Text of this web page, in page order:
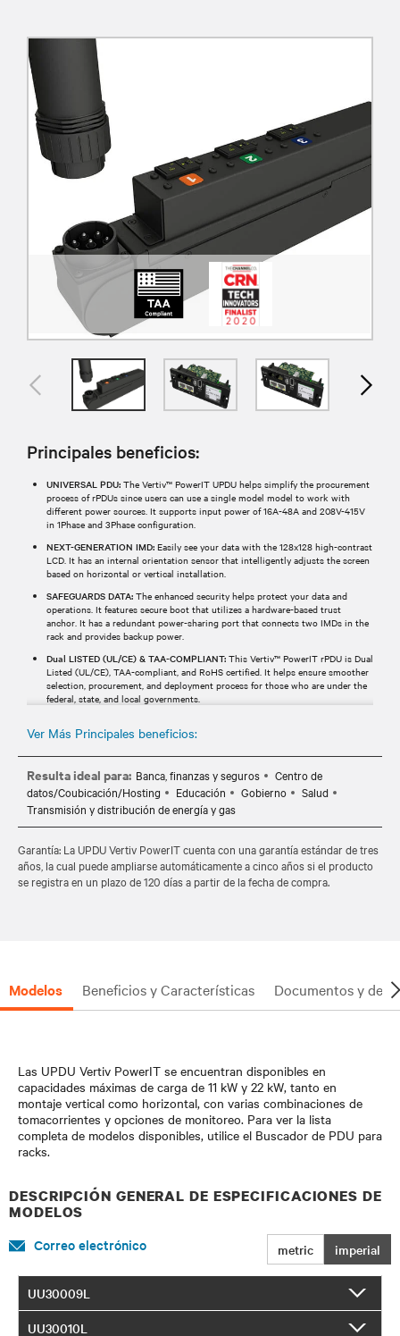
Principales beneficios:
UNIVERSAL PDU: The Vertiv™ PowerIT UPDU helps simplify the procurement
process of rPDUs since users can use a single model model to work with
different power sources. It supports input power of 16A-48A and 208V-415V
in 1Phase and 3Phase configuration.
NEXT-GENERATION IMD: Easily see your data with the 128x128 high-contrast
LCD. It has an internal orientation sensor that intelligently adjusts the screen
based on horizontal or vertical installation.
SAFEGUARDS DATA: The enhanced security helps protect your data and
operations. It features secure boot that utilizes a hardware-based trust
anchor. It has a redundant power-sharing port that connects two IMDs in the
rack and provides backup power.
Dual LISTED (UL/CE) & TAA-COMPLIANT: This Vertiv™ PowerIT rPDU is Dual
Listed (UL/CE), TAA-compliant, and RoHS certified. It helps ensure smoother
selection, procurement, and deployment process for those who are under the
federal, state, and local governments.
functionality and reliability.
FIVE-YEAR WARRANTY:Vertiv™ PowerIT RPDU includes a standard five-year
limited warranty.
Ver Más Principales beneficios:
Resulta ideal para: Banca, finanzas y seguros
Centro de
datos/Coubicación/Hosting
Educación Gobierno
Salud
Transmisión y distribución de energía y gas
Garantía: La UPDU Vertiv PowerIT cuenta con una garantía estándar de tres
años, la cual puede ampliarse automáticamente a cinco años si el producto
se registra en un plazo de 120 días a partir de la fecha de compra.
Modelos Beneficios y Características Documentos y
Las UPDU Vertiv PowerIT se encuentran disponibles en
capacidades máximas de carga de 11 kW y 22 kW, tanto en
montaje vertical como horizontal, con varias combinaciones de
tomacorrientes y opciones de monitoreo. Para ver la lista
completa de modelos disponibles, utilice el Buscador de PDU para
racks.
DESCRIPCIÓN GENERAL DE ESPECIFICACIONES DE
MODELOS
metric imperial
Correo electrónico
UU30009L
UU30010L